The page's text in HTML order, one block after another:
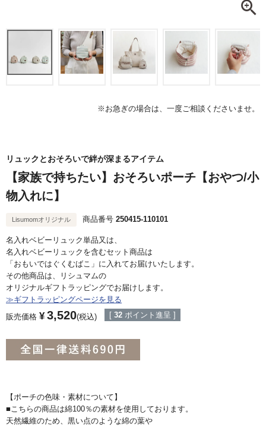
※お急ぎの場合は、一度ご相談くださいませ。
リュックとおそろいで絆が深まるアイテム
【家族で持ちたい】おそろいポーチ【おやつ/小
物入れに】
Lisumomオリジナル 商品番号 250415-110101
名入れベビーリュック単品又は、
名入れベビーリュックを含むセット商品は
「おもいではぐくむばこ」に入れてお届けいたします。
その他商品は、リシュマムの
オリジナルギフトラッピングでお届けします。
≫ギフトラッピングページを見る
販売価格 ¥ 3,520 税込 [ 32 ポイント進呈 ]
【ポーチの色味・素材について】
■こちらの商品は綿100％の素材を使用しております。
天然繊維のため、黒い点のような綿の葉や